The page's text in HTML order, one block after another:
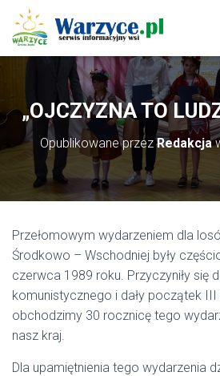
„OJCZYZNA TO
Opublikowane przezRedakcja
Przełomowym wydarzeniem dla
Środkowo – Wschodniej były
czerwca 1989 roku. Przyczyniły się
komunistycznego i dały początek III
obchodzimy 30 rocznicę tego
nasz kraj.
Dla upamiętnienia tego wydarzenia